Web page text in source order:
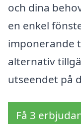
och dina
en enkel
imponerande
alternativ
utseendet på
Få 3